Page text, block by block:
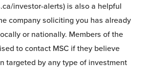
investor-alerts) is also a helpful
company soliciting you has already
or nationally. Members of the
to contact MSC if they believe
targeted by any type of investment